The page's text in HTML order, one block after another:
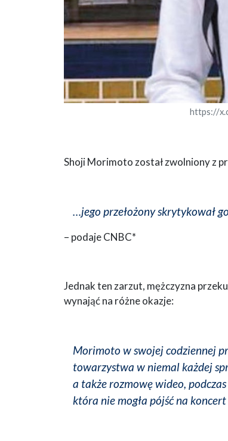
https://
Shoji Morimoto został zwolniony z
…jego przełożony skrytykował
– podaje CNBC*
Jednak ten zarzut, mężczyzna
wynająć na różne okazje:
Morimoto w swojej codziennej
towarzystwa w niemal każdej
a także rozmowę wideo,
która nie mogła pójść na